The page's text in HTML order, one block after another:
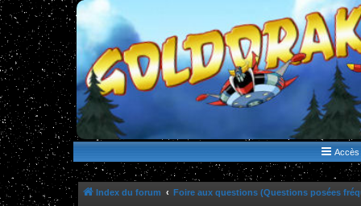
WWW.GOLDORAKGO.COM
le site de la Lune Rouge
Accès
Index du forum Foire aux questions (Questions posées